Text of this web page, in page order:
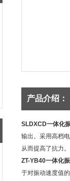
产品介绍：
SLDXCD一体化
输出。采用高档
从而提高了抗力。
ZT-YB40一体化
于对振动速度值